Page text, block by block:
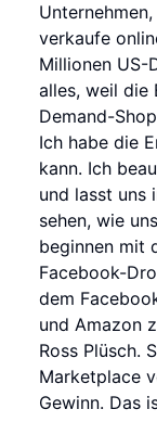
verkaufe
Millionen US-
alles, weil die
Demand-
Ich habe die
kann. Ich
und lasst uns
sehen, wie
beginnen mit
Facebook-
dem
und Amazon
Ross Plüsch.
Marketplace
Gewinn. Das